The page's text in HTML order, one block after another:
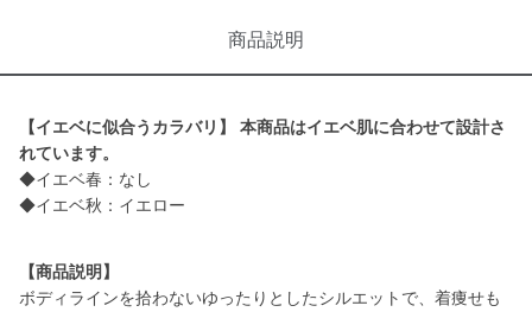
商品説明
【イエベに似合うカラバリ】
本商品はイエベ肌に合わせて設計さ
れています。
◆イエベ春：なし
◆イエベ秋：イエロー
【商品説明】
ボディラインを拾わないゆったりとしたシルエットで、着痩せも